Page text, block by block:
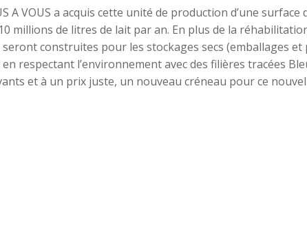
A VOUS a acquis cette unité de production d’une surface
millions de litres de lait par an. En plus de la
construites pour les stockages secs (emballages
respectant l’environnement avec des filières tracées
et à un prix juste, un nouveau créneau pour ce